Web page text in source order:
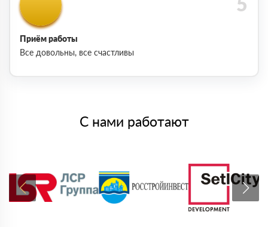
Приём работы
Все довольны, все счастливы
С нами работают